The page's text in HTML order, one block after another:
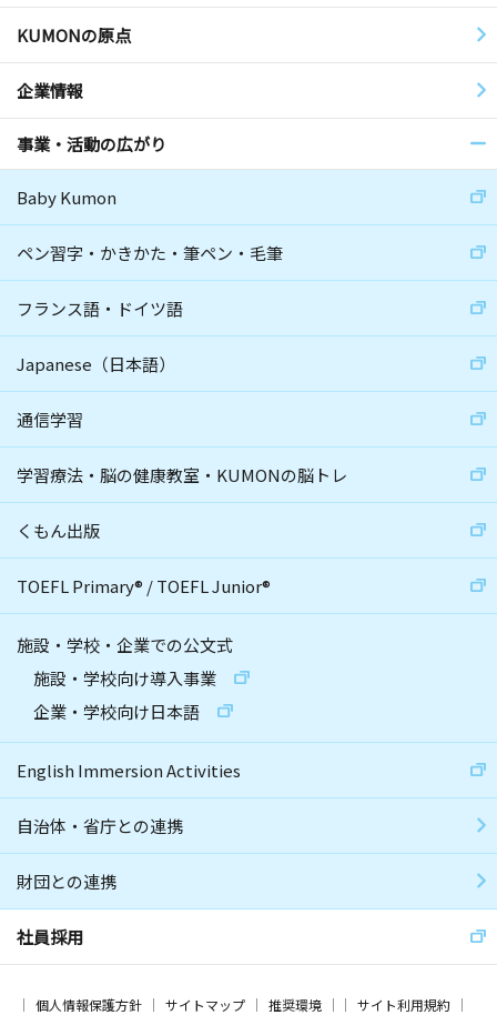
KUMONの原点
企業情報
事業・活動の広がり
Baby Kumon
ペン習字・かきかた・筆ペン・毛筆
フランス語・ドイツ語
Japanese（日本語）
通信学習
学習療法・脳の健康教室・KUMONの脳トレ
くもん出版
TOEFL Primary® /TOEFL Junior®
施設・学校・企業での公文式
施設・学校向け導入事業
企業・学校向け日本語
English Immersion Activities
自治体・省庁との連携
財団との連携
社員採用
個人情報保護方針 サイトマップ 推奨環境 サイト利用規約